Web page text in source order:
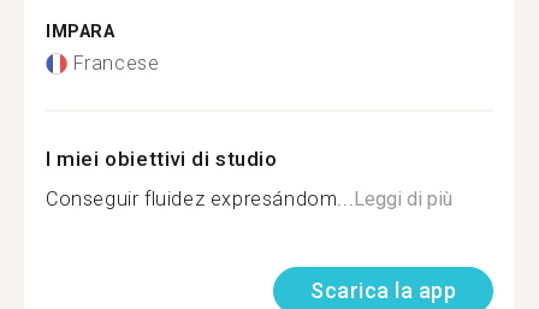
IMPARA
Francese
I miei obiettivi di studio
Conseguir fluidez expresándom...Leggi di più
Scarica la app